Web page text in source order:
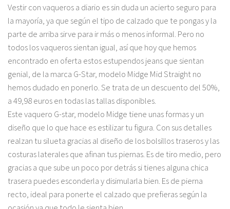
Vestir con vaqueros a diario es sin duda un acierto seguro para
la mayoría, ya que según el tipo de calzado que te pongas y la
parte de arriba sirve para ir más o menos informal. Pero no
todos los vaqueros sientan igual, así que hoy que hemos
encontrado en oferta estos estupendos jeans que sientan
genial, de la marca G-Star, modelo Midge Mid Straight no
hemos dudado en ponerlo. Se trata de un descuento del 50%,
a 49,98 euros en todas las tallas disponibles.
Este vaquero G-star, modelo Midge tiene unas formas y un
diseño que lo que hace es estilizar tu figura. Con sus detalles
realzan tu silueta gracias al diseño de los bolsillos traseros y las
costuras laterales que afinan tus piernas. Es de tiro medio, pero
gracias a que sube un poco por detrás si tienes alguna chica
trasera puedes esconderla y disimularla bien. Es de pierna
recto, ideal para ponerte el calzado que prefieras según la